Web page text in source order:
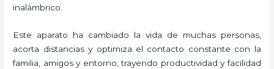
inalámbrico.
Este aparato ha cambiado la vida de muchas personas,
acorta distancias y optimiza el contacto constante con la
familia, amigos y entorno, trayendo productividad y facilidad